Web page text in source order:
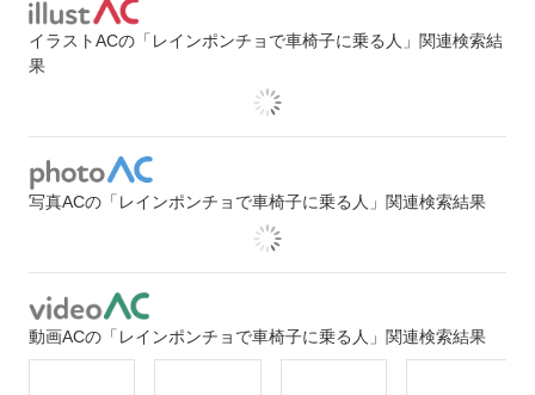
イラストACの「レインポンチョで車椅子に乗る人」関連検索結
果
写真ACの「レインポンチョで車椅子に乗る人」関連検索結果
動画ACの「レインポンチョで車椅子に乗る人」関連検索結果